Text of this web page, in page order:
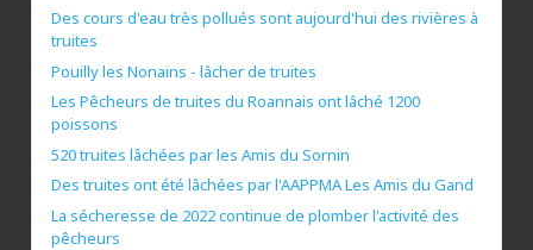
Des cours d'eau très pollués sont aujourd'hui des rivières à
truites
Pouilly les Nonains - lâcher de truites
Les Pêcheurs de truites du Roannais ont lâché 1200
poissons
520 truites lâchées par les Amis du Sornin
Des truites ont été lâchées par l'AAPPMA Les Amis du Gand
La sécheresse de 2022 continue de plomber l'activité des
pêcheurs